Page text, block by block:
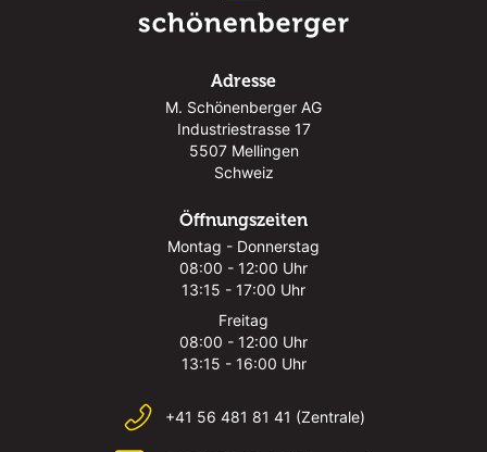
Adresse
M. Schönenberger AG
Industriestrasse 17
5507 Mellingen
Schweiz
Öffnungszeiten
Montag - Donnerstag
08:00 - 12:00 Uhr
13:15 - 17:00 Uhr
Freitag
08:00 - 12:00 Uhr
13:15 - 16:00 Uhr
+41 56 481 81 41 (Zentrale)